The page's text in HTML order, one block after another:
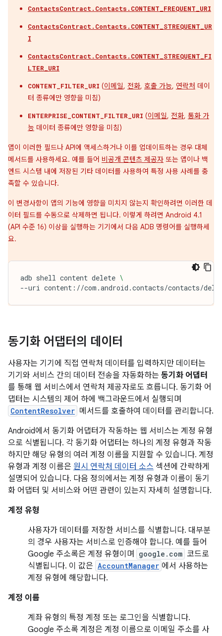
ContactsContract.Contacts.CONTENT_FREQUENT_URI
ContactsContract.Contacts.CONTENT_STREQUENT_UR
I
ContactsContract.Contacts.CONTENT_STREQUENT_FI
LTER_URI
CONTENT_FILTER_URI (이메일, 전화, 호출 가능, 연락처 데이
터 종류에만 영향을 미침)
ENTERPRISE_CONTENT_FILTER_URI (이메일, 전화, 통화 가
능 데이터 종류에만 영향을 미침)
앱이 이러한 필드나 API에 액세스하거나 이를 업데이트하는 경우 대체
메서드를 사용하세요. 예를 들어 비공개 콘텐츠 제공자 또는 앱이나 백
엔드 시스템 내에 저장된 기타 데이터를 사용하여 특정 사용 사례를 충
족할 수 있습니다.
이 변경사항이 앱의 기능에 영향을 미치지 않는지 확인하려면 이러한 데
이터 필드를 수동으로 삭제하면 됩니다. 이렇게 하려면 Android 4.1
(API 수준 16) 이상을 실행하는 기기에서 다음 ADB 명령어를 실행하세
요.
adb shell content delete \
--uri content://com.android.contacts/contacts/
동기화 어댑터의 데이터
사용자는 기기에 직접 연락처 데이터를 입력하지만 데이터는
기기와 서비스 간의 데이터 전송을 자동화하는 동기화 어댑터
를 통해 웹 서비스에서 연락처 제공자로도 흐릅니다. 동기화 어
댑터는 시스템의 제어 하에 백그라운드에서 실행되며
ContentResolver 메서드를 호출하여 데이터를 관리합니다.
Android에서 동기화 어댑터가 작동하는 웹 서비스는 계정 유형
으로 식별됩니다. 각 동기화 어댑터는 하나의 계정 유형과 작동
하지만 해당 유형의 여러 계정 이름을 지원할 수 있습니다. 계정
유형과 계정 이름은 원시 연락처 데이터 소스 섹션에 간략하게
설명되어 있습니다. 다음 정의에서는 계정 유형과 이름이 동기
화 어댑터 및 서비스와 어떤 관련이 있는지 자세히 설명합니다.
계정 유형
사용자가 데이터를 저장한 서비스를 식별합니다. 대부분
의 경우 사용자는 서비스로 인증해야 합니다. 예를 들어
Google 주소록은 계정 유형이며
google.com 코드로
식별됩니다. 이 값은 AccountManager 에서 사용하는
계정 유형에 해당합니다.
계정 이름
계좌 유형의 특정 계정 또는 로그인을 식별합니다.
Google 주소록 계정은 계정 이름으로 이메일 주소를 사